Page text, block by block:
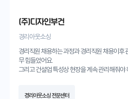
(주)디자인부건
경리아웃소싱
경리직원 채용하는 과정과 경리직원 채용이후
무 힘들었어요.
그리고 건설업 특성상 현장을 계속 관리해줘야
무는 전문가가 효율적으로 업무처리해줘서 너
경리아웃소싱 전문센터